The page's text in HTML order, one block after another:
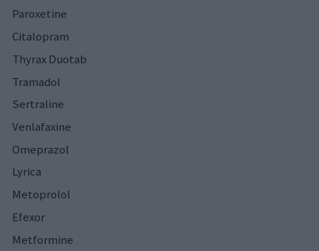
Paroxetine
Citalopram
Thyrax Duotab
Tramadol
Sertraline
Venlafaxine
Omeprazol
Lyrica
Metoprolol
Efexor
Metformine